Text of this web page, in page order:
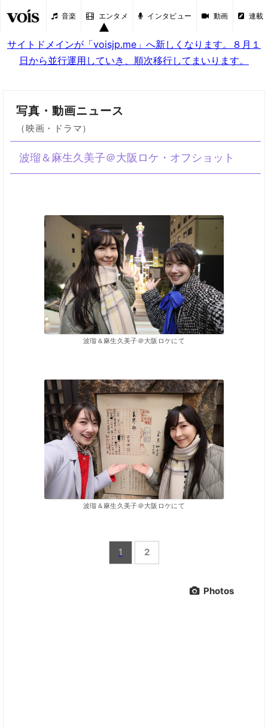
音楽 エンタメ インタビュー 動画 連載
サイトドメインが「voisjp.me」へ新しくなります。８月１
日から並行運用していき、順次移行してまいります。
写真・動画ニュース
（映画・ドラマ）
波瑠＆麻生久美子＠大阪ロケ・オフショット
波瑠＆麻生久美子＠大阪ロケにて
波瑠＆麻生久美子＠大阪ロケにて
1 2
Photos